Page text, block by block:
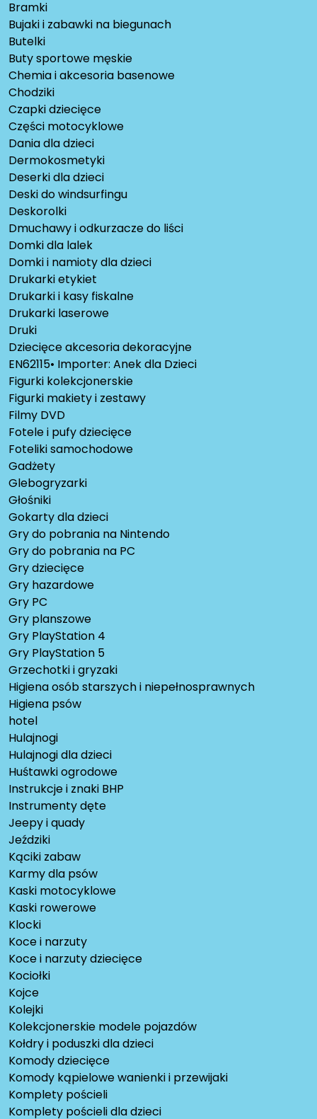
Bramki
Bujaki i zabawki na biegunach
Butelki
Buty sportowe męskie
Chemia i akcesoria basenowe
Chodziki
Czapki dziecięce
Części motocyklowe
Dania dla dzieci
Dermokosmetyki
Deserki dla dzieci
Deski do windsurfingu
Deskorolki
Dmuchawy i odkurzacze do liści
Domki dla lalek
Domki i namioty dla dzieci
Drukarki etykiet
Drukarki i kasy fiskalne
Drukarki laserowe
Druki
Dziecięce akcesoria dekoracyjne
EN62115• Importer: Anek dla Dzieci
Figurki kolekcjonerskie
Figurki makiety i zestawy
Filmy DVD
Fotele i pufy dziecięce
Foteliki samochodowe
Gadżety
Glebogryzarki
Głośniki
Gokarty dla dzieci
Gry do pobrania na Nintendo
Gry do pobrania na PC
Gry dziecięce
Gry hazardowe
Gry PC
Gry planszowe
Gry PlayStation 4
Gry PlayStation 5
Grzechotki i gryzaki
Higiena osób starszych i niepełnosprawnych
Higiena psów
hotel
Hulajnogi
Hulajnogi dla dzieci
Huśtawki ogrodowe
Instrukcje i znaki BHP
Instrumenty dęte
Jeepy i quady
Jeździki
Kąciki zabaw
Karmy dla psów
Kaski motocyklowe
Kaski rowerowe
Klocki
Koce i narzuty
Koce i narzuty dziecięce
Kociołki
Kojce
Kolejki
Kolekcjonerskie modele pojazdów
Kołdry i poduszki dla dzieci
Komody dziecięce
Komody kąpielowe wanienki i przewijaki
Komplety pościeli
Komplety pościeli dla dzieci